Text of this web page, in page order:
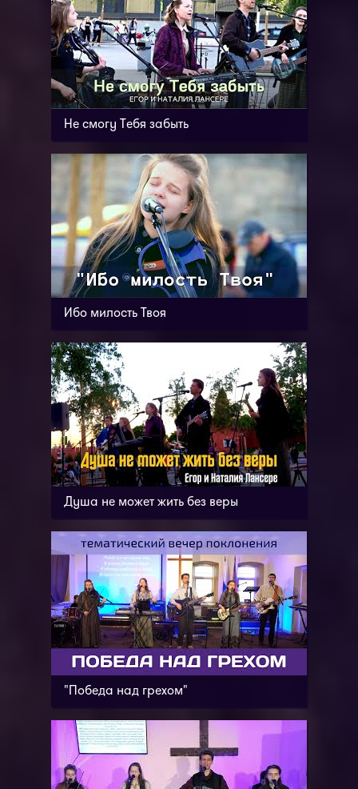
Не смогу Тебя забыть
Ибо милость Твоя
Душа не может жить без веры
"Победа над грехом"